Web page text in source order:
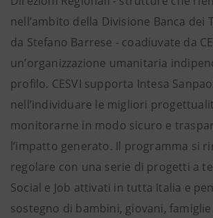
nell’ambito della Divisione Banca
da Stefano Barrese - coadiuvate da
un’organizzazione umanitaria
profilo. CESVI supporta Intesa
nell’individuare le migliori
monitorarne in modo sicuro e
l’impatto generato. Il programma si
regolare con una serie di progetti a
Social e Job attivati in tutta Italia e
sostegno di bambini, giovani, famiglie